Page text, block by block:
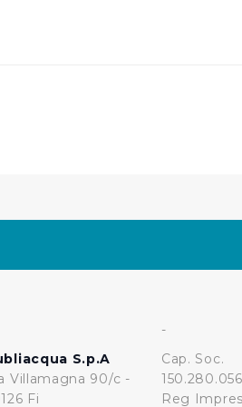
su "Rifiuta" o sulla "X" posizionata
dei cookie tecnici. La chiusura del
S.p.A
Villamagna 90/c -
Fi
-
Cap. Soc.
Reg